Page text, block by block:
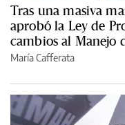
Tras una masiva
aprobó la Ley de
cambios al Manejo
María Cafferata